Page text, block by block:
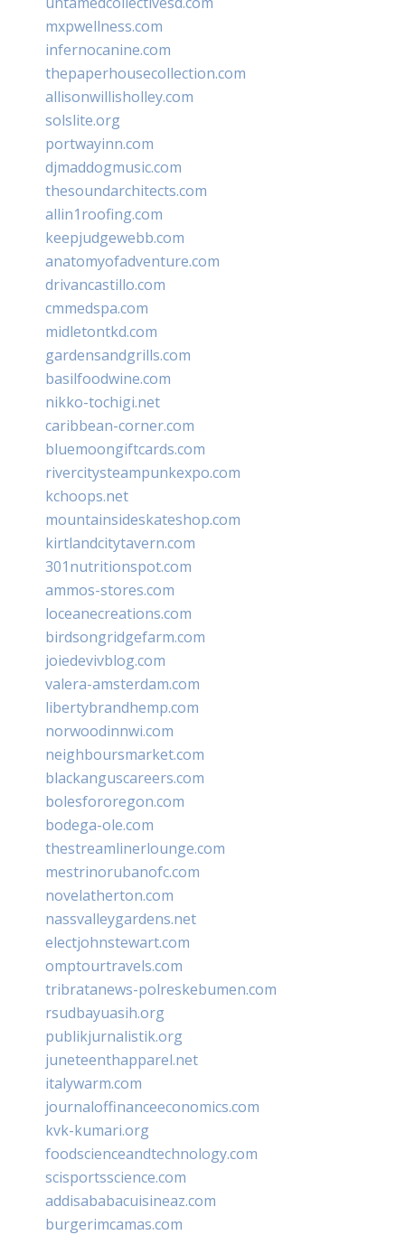
mxpwellness.com
infernocanine.com
thepaperhousecollection.com
allisonwillisholley.com
solslite.org
portwayinn.com
djmaddogmusic.com
thesoundarchitects.com
allin1roofing.com
keepjudgewebb.com
anatomyofadventure.com
drivancastillo.com
cmmedspa.com
midletontkd.com
gardensandgrills.com
basilfoodwine.com
nikko-tochigi.net
caribbean-corner.com
bluemoongiftcards.com
rivercitysteampunkexpo.com
kchoops.net
mountainsideskateshop.com
kirtlandcitytavern.com
301nutritionspot.com
ammos-stores.com
loceanecreations.com
birdsongridgefarm.com
joiedevivblog.com
valera-amsterdam.com
libertybrandhemp.com
norwoodinnwi.com
neighboursmarket.com
blackanguscareers.com
bolesfororegon.com
bodega-ole.com
thestreamlinerlounge.com
mestrinorubanofc.com
novelatherton.com
nassvalleygardens.net
electjohnstewart.com
omptourtravels.com
tribratanews-polreskebumen.com
rsudbayuasih.org
publikjurnalistik.org
juneteenthapparel.net
italywarm.com
journaloffinanceeconomics.com
kvk-kumari.org
foodscienceandtechnology.com
scisportsscience.com
addisababacuisineaz.com
burgerimcamas.com